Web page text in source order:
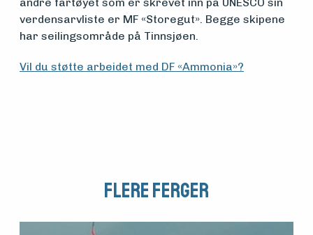
andre fartøyet som er skrevet inn på UNESCO sin
verdensarvliste er MF «Storegut». Begge skipene
har seilingsområde på Tinnsjøen.
Vil du støtte arbeidet med DF «Ammonia»?
Flere Ferger